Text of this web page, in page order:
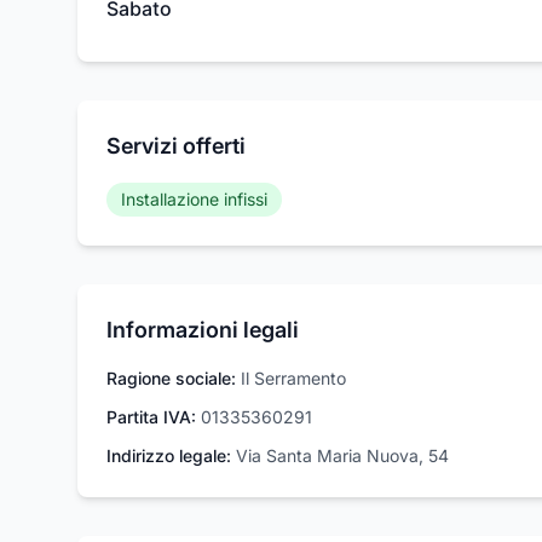
Sabato
Servizi offerti
Installazione infissi
Informazioni legali
Ragione sociale: Il Serramento
Partita IVA: 01335360291
Indirizzo legale: Via Santa Maria Nuova, 54